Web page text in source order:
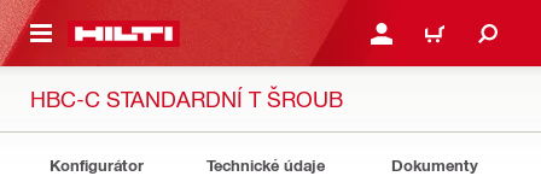
HLAVNÍ OBSAH PŘIHLÁSIT NEBO
KOŠÍK
HBC-C STANDARDNÍ T ŠROUB
Konfigurátor Technické údaje Dokumenty